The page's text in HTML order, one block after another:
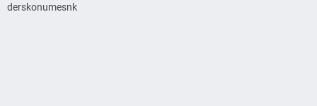
derskonumesnk